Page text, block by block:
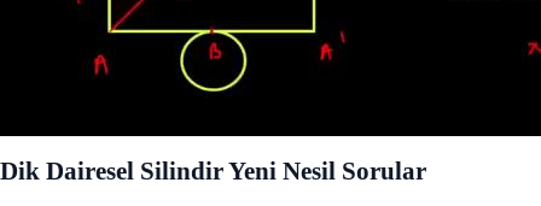
Dik Dairesel Silindir Yeni Nesil Sorular